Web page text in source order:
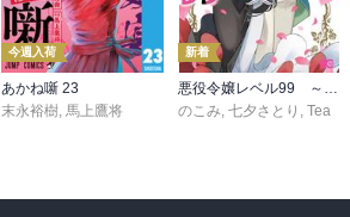
今週入荷
あかね噺 23
末永裕樹, 馬上鷹将
新着
悪役令嬢レベル99 ～私は裏ボスですが魔王ではありません～ その６
のこみ, 七夕さとり , Tea